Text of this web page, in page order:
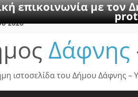
επικοινωνία με
2026
Δάφνης
ιστοσελίδα του Δήμου Δάφνης –